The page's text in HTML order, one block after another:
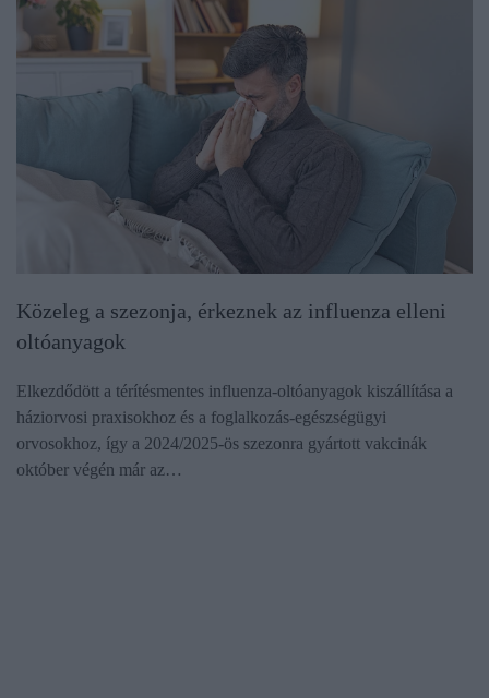
Közeleg a szezonja, érkeznek az influenza elleni
oltóanyagok
Elkezdődött a térítésmentes influenza-oltóanyagok kiszállítása a
háziorvosi praxisokhoz és a foglalkozás-egészségügyi
orvosokhoz, így a 2024/2025-ös szezonra gyártott vakcinák
október végén már az…